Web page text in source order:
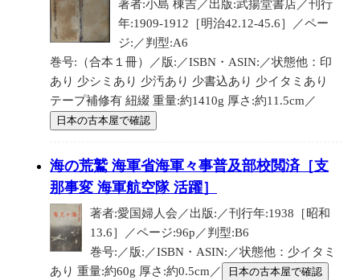
著者:小島 棟吉／出版:武揚堂書店／刊行
年:1909-1912［明治42.12-45.6］／ペー
ジ:／判型:A6
巻号:（合本１冊）／版:／ISBN・ASIN:／状態他：印
あり 少シミあり 少汚あり 少書込あり 少イタミあり
テープ補修有 紐綴 重量:約1410g 厚さ:約11.5cm／
日本の古本屋で確認
海の荒鷲 海軍省海軍々事普及部校閲済［支
那事変 海軍航空隊 活躍］
著者:愛国婦人会／出版:／刊行年:1938［昭和
13.6］／ページ:96p／判型:B6
巻号:／版:／ISBN・ASIN:／状態他：少イタミ
あり 重量:約60g 厚さ:約0.5cm／
日本の古本屋で確認